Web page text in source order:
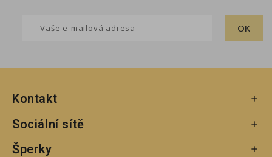
Kontakt 
Sociální sítě 
Šperky 